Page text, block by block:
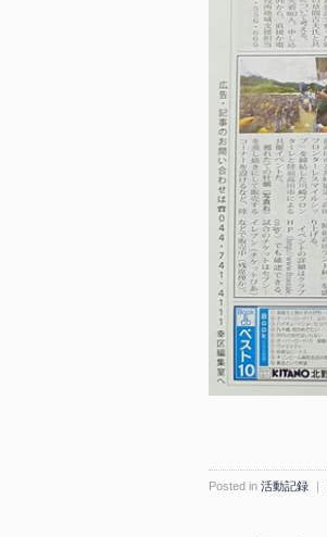
Posted in 活動記録 ｜